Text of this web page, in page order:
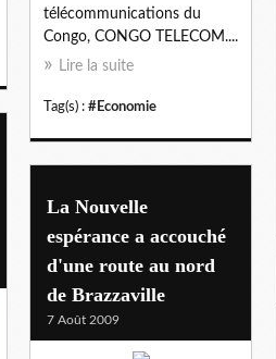
télécommunications du
Congo, CONGO TELECOM....
Lire la suite
Tag(s) : #Economie
La Nouvelle
espérance a accouché
d'une route au nord
de Brazzaville
7 Août 2009